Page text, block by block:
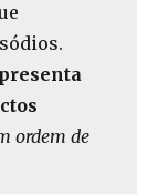
ordem de